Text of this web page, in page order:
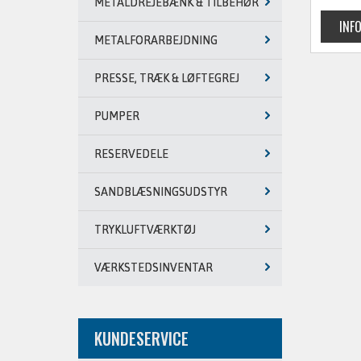
METALFORARBEJDNING
PRESSE, TRÆK & LØFTEGREJ
PUMPER
RESERVEDELE
SANDBLÆSNINGSUDSTYR
TRYKLUFTVÆRKTØJ
VÆRKSTEDSINVENTAR
KUNDESERVICE